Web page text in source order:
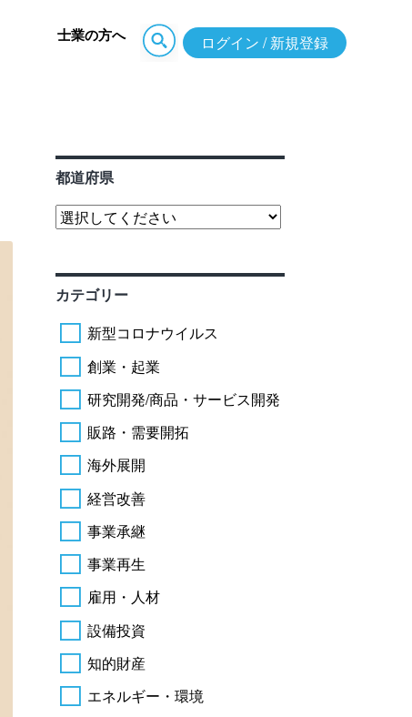
士業の方へ ログイン / 新規登録
都道府県
カテゴリー
新型コロナウイルス
創業・起業
研究開発/商品・サービス開発
販路・需要開拓
海外展開
経営改善
事業承継
事業再生
雇用・人材
設備投資
知的財産
エネルギー・環境